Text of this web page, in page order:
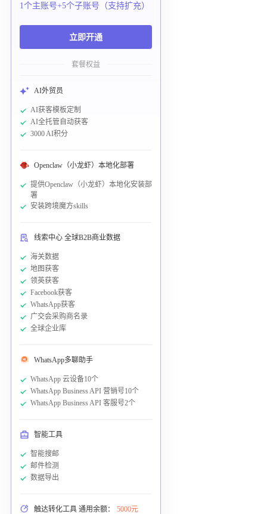
1个主账号+5个子账号（支持扩充）
立即开通
套餐权益
AI外贸员
AI获客模板定制
AI全托管自动获客
3000 AI积分
Openclaw（小龙虾）本地化部署
提供Openclaw（小龙虾）本地化安装部
署
安装跨境魔方skills
线索中心 全球B2B商业数据
海关数据
地图获客
领英获客
Facebook获客
WhatsApp获客
广交会采购商名录
全球企业库
WhatsApp多聊助手
WhatsApp 云设备10个
WhatsApp Business API 营销号10个
WhatsApp Business API 客服号2个
智能工具
智能搜邮
邮件检测
数据导出
触达转化工具 通用余额： 5000元